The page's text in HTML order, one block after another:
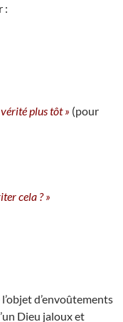
:
plus tôt » (pour
cela ? »
d’envoûtements
Dieu jaloux et